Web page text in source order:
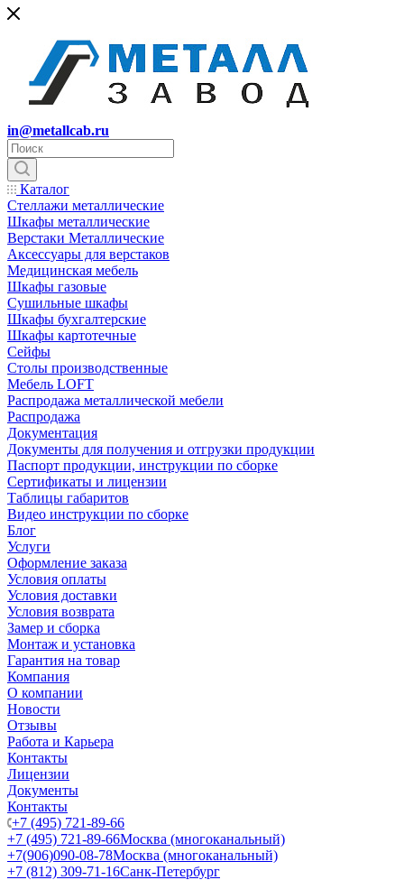
in@metallcab.ru
Каталог
Стеллажи металлические
Шкафы металлические
Верстаки Металлические
Аксессуары для верстаков
Медицинская мебель
Шкафы газовые
Сушильные шкафы
Шкафы бухгалтерские
Шкафы картотечные
Сейфы
Столы производственные
Мебель LOFT
Распродажа металлической мебели
Распродажа
Документация
Документы для получения и отгрузки продукции
Паспорт продукции, инструкции по сборке
Сертификаты и лицензии
Таблицы габаритов
Видео инструкции по сборке
Блог
Услуги
Оформление заказа
Условия оплаты
Условия доставки
Условия возврата
Замер и сборка
Монтаж и установка
Гарантия на товар
Компания
О компании
Новости
Отзывы
Работа и Карьера
Контакты
Лицензии
Документы
Контакты
+7 (495) 721-89-66
+7 (495) 721-89-66Москва (многоканальный)
+7(906)090-08-78Москва (многоканальный)
+7 (812) 309-71-16Санк-Петербург